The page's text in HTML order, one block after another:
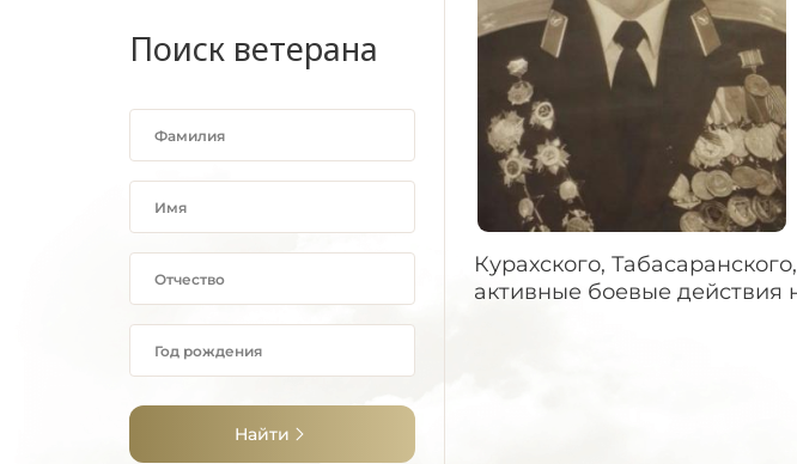
Поиск ветерана
Найти
Курахского,
активные боевые